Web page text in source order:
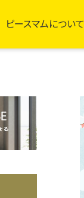
ピースマムについて